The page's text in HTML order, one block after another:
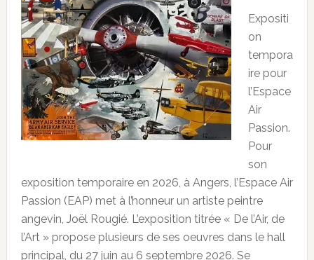
Expositi
on
tempora
ire pour
l’Espace
Air
Passion.
Pour
son
exposition temporaire en 2026, à Angers, l’Espace Air
Passion (EAP) met à l’honneur un artiste peintre
angevin, Joël Rougié. L’exposition titrée « De l’Air, de
l’Art » propose plusieurs de ses oeuvres dans le hall
principal, du 27 juin au 6 septembre 2026. Se